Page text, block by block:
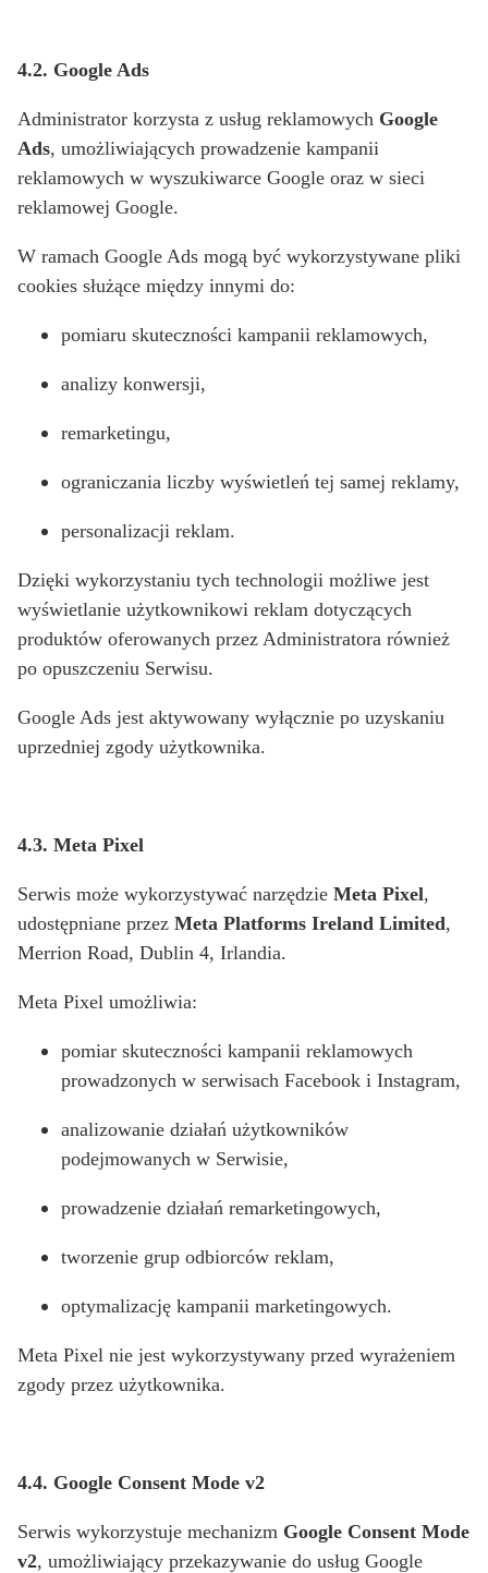
4.2. Google Ads
Administrator korzysta z usług reklamowych Google
Ads, umożliwiających prowadzenie kampanii
reklamowych w wyszukiwarce Google oraz w sieci
reklamowej Google.
W ramach Google Ads mogą być wykorzystywane pliki
cookies służące między innymi do:
pomiaru skuteczności kampanii reklamowych,
analizy konwersji,
remarketingu,
ograniczania liczby wyświetleń tej samej reklamy,
personalizacji reklam.
Dzięki wykorzystaniu tych technologii możliwe jest
wyświetlanie użytkownikowi reklam dotyczących
produktów oferowanych przez Administratora również
po opuszczeniu Serwisu.
Google Ads jest aktywowany wyłącznie po uzyskaniu
uprzedniej zgody użytkownika.
4.3. Meta Pixel
Serwis może wykorzystywać narzędzie Meta Pixel,
udostępniane przez Meta Platforms Ireland Limited,
Merrion Road, Dublin 4, Irlandia.
Meta Pixel umożliwia:
pomiar skuteczności kampanii reklamowych
prowadzonych w serwisach Facebook i Instagram,
analizowanie działań użytkowników
podejmowanych w Serwisie,
prowadzenie działań remarketingowych,
tworzenie grup odbiorców reklam,
optymalizację kampanii marketingowych.
Meta Pixel nie jest wykorzystywany przed wyrażeniem
zgody przez użytkownika.
4.4. Google Consent Mode v2
Serwis wykorzystuje mechanizm Google Consent Mode
v2, umożliwiający przekazywanie do usług Google